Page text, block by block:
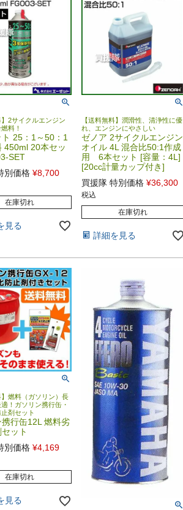
】2サイクルエンジン
料！
25：1～50：1
450ml 20本セッ
SET
別価格 ¥8,700
在庫切れ
見る
【送料無料】潤滑性、清浄性に優
れ、エンジンにやさしい
ゼノア 2サイクルエンジン
オイル 4L 混合比50:1作成
用 6本セット [容量：4L]
[20cc計量カップ付き]
買援隊 特別価格 ¥36,300
税込
在庫切れ
詳細を見る
】燃料（ガソリン）長
！ガソリン携行缶・
剤セット
行缶12L 燃料劣
ット
別価格 ¥4,169
在庫切れ
見る